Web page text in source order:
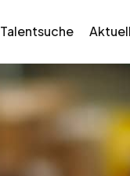
Talentsuche Aktuell